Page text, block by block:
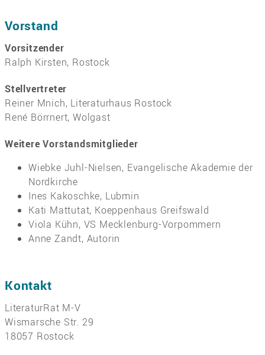
Vorstand
Vorsitzender
Ralph Kirsten, Rostock
Stellvertreter
Reiner Mnich, Literaturhaus Rostock
René Börrnert, Wolgast
Weitere Vorstandsmitglieder
Wiebke Juhl-Nielsen, Evangelische Akademie der
Nordkirche
Ines Kakoschke, Lubmin
Kati Mattutat, Koeppenhaus Greifswald
Viola Kühn, VS Mecklenburg-Vorpommern
Anne Zandt, Autorin
Kontakt
LiteraturRat M-V
Wismarsche Str. 29
18057 Rostock